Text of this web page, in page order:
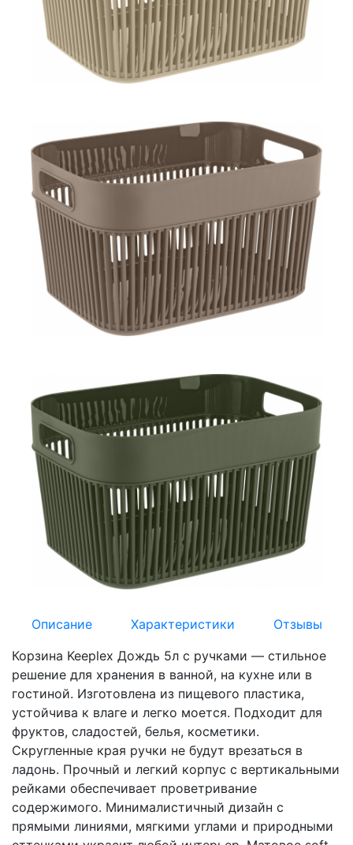
Описание Характеристики
Отзывы
Корзина Keeplex Дождь 5л с ручками — стильное
решение для хранения в ванной, на кухне или в
гостиной. Изготовлена из пищевого пластика,
устойчива к влаге и легко моется. Подходит для
фруктов, сладостей, белья, косметики.
Скругленные края ручки не будут врезаться в
ладонь. Прочный и легкий корпус с вертикальными
рейками обеспечивает проветривание
содержимого. Минималистичный дизайн с
прямыми линиями, мягкими углами и природными